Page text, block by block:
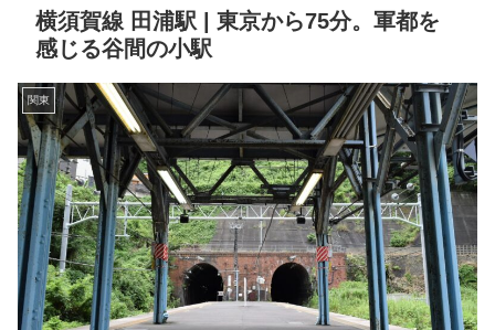
横須賀線 田浦駅 | 東京から75分。軍都を
感じる谷間の小駅
関東